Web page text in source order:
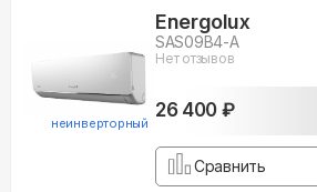
неинверторный
Energolux
SAS09B4-A
Нет отзывов
26 400 ₽
Сравнить